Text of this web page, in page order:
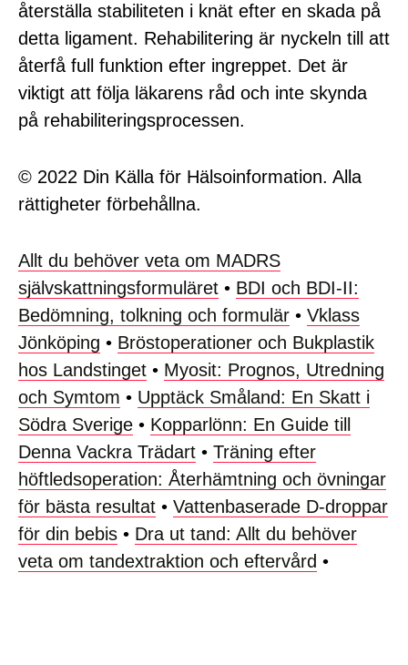
återställa stabiliteten i knät efter en skada på
detta ligament. Rehabilitering är nyckeln till att
återfå full funktion efter ingreppet. Det är
viktigt att följa läkarens råd och inte skynda
på rehabiliteringsprocessen.
© 2022 Din Källa för Hälsoinformation. Alla
rättigheter förbehållna.
Allt du behöver veta om MADRS
självskattningsformuläret • BDI och BDI-II:
Bedömning, tolkning och formulär • Vklass
Jönköping • Bröstoperationer och Bukplastik
hos Landstinget • Myosit: Prognos, Utredning
och Symtom • Upptäck Småland: En Skatt i
Södra Sverige • Kopparlönn: En Guide till
Denna Vackra Trädart • Träning efter
höftledsoperation: Återhämtning och övningar
för bästa resultat • Vattenbaserade D-droppar
för din bebis • Dra ut tand: Allt du behöver
veta om tandextraktion och eftervård •